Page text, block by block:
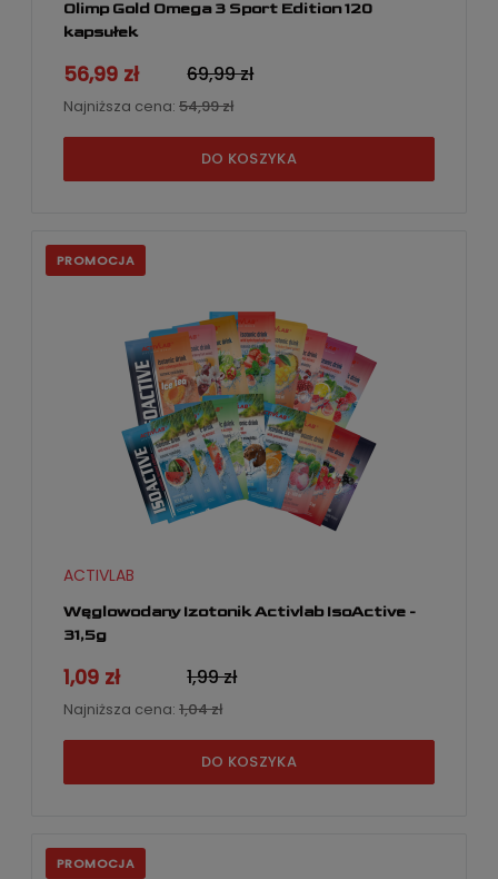
Olimp Gold Omega 3 Sport Edition 120
kapsułek
56,99 zł 69,99 zł
Najniższa cena: 54,99 zł
DO KOSZYKA
Węglowodany Izotonik Activlab IsoActive -
31,5g
ACTIVLAB
1,09 zł 1,99 zł
Najniższa cena: 1,04 zł
DO KOSZYKA
PROMOCJA
PROMOCJA